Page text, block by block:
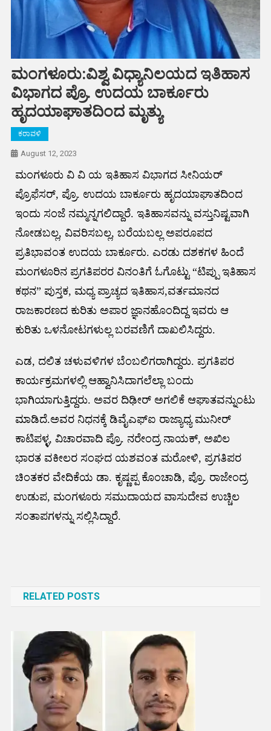
ಮಂಗಳೂರು:ವಿಶ್ವ ವಿಧ್ಯಾನಿಲಯದ ಇತಿಹಾಸ
ವಿಭಾಗದ ಪ್ರೊ. ಉದಯ ಬಾರ್ಕೂರು
ಹೃದಯಾಘಾತದಿಂದ ಮೃತ್ಯು
ಕರಾವಳಿ
August 12, 2023
ಮಂಗಳೂರು ವಿ ವಿ ಯ ಇತಿಹಾಸ ವಿಭಾಗದ ಸೀನಿಯರ್
ಪ್ರೊಫೆಸರ್, ಪ್ರೊ. ಉದಯ ಬಾರ್ಕೂರು ಹೃದಯಾಘಾತದಿಂದ
ಇಂದು ಸಂಜೆ ನಮ್ಮನ್ನಗಲಿದ್ದಾರೆ. ಇತಿಹಾಸವನ್ನು ವಸ್ತುನಿಷ್ಟವಾಗಿ
ನೋಡಬಲ್ಲ, ವಿವರಿಸಬಲ್ಲ, ಬರೆಯಬಲ್ಲ ಅಪರೂಪದ
ಪ್ರತಿಭಾವಂತ ಉದಯ ಬಾರ್ಕೂರು. ಎರಡು ದಶಕಗಳ ಹಿಂದೆ
ಮಂಗಳೂರಿನ ಪ್ರಗತಿಪರರ ವಿನಂತಿಗೆ ಓಗೊಟ್ಟು “ಟಿಪ್ಪು ಇತಿಹಾಸ
ಕಥನ” ಪುಸ್ತಕ, ಮಧ್ಯ ಪ್ರಾಚ್ಯದ ಇತಿಹಾಸ,ವರ್ತಮಾನದ
ರಾಜಕಾರಣದ ಕುರಿತು ಅಪಾರ ಜ್ಞಾನಹೊಂದಿದ್ದ ಇವರು ಆ
ಕುರಿತು ಒಳನೋಟಗಳುಲ್ಲ ಬರವಣಿಗೆ ದಾಖಲಿಸಿದ್ದರು.
ಎಡ, ದಲಿತ ಚಳುವಳಿಗಳ ಬೆಂಬಲಿಗರಾಗಿದ್ದರು. ಪ್ರಗತಿಪರ
ಕಾರ್ಯಕ್ರಮಗಳಲ್ಲಿ ಆಹ್ವಾನಿಸಿದಾಗಲೆಲ್ಲಾ ಬಂದು
ಭಾಗಿಯಾಗುತ್ತಿದ್ದರು. ಅವರ ದಿಢೀರ್ ಅಗಲಿಕೆ ಆಘಾತವನ್ನುಂಟು
ಮಾಡಿದೆ.ಅವರ ನಿಧನಕ್ಕೆ ಡಿವೈಎಫ್ಐ ರಾಜ್ಯಾಧ್ಯ ಮುನೀರ್
ಕಾಟಿಪಳ್ಳ, ವಿಚಾರವಾದಿ ಪ್ರೊ. ನರೇಂದ್ರ ನಾಯಕ್, ಅಖಿಲ
ಭಾರತ ವಕೀಲರ ಸಂಘದ ಯಶವಂತ ಮರೋಳಿ, ಪ್ರಗತಿಪರ
ಚಿಂತಕರ ವೇದಿಕೆಯ ಡಾ. ಕೃಷ್ಣಪ್ಪ ಕೊಂಚಾಡಿ, ಪ್ರೊ. ರಾಜೇಂದ್ರ
ಉಡುಪ, ಮಂಗಳೂರು ಸಮುದಾಯದ ವಾಸುದೇವ ಉಚ್ಚಿಲ
ಸಂತಾಪಗಳನ್ನು ಸಲ್ಲಿಸಿದ್ದಾರೆ.
RELATED POSTS